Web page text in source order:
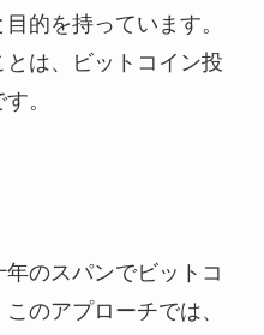
的を持っています。
は、ビットコイン投
。
のスパンでビットコ
のアプローチでは、